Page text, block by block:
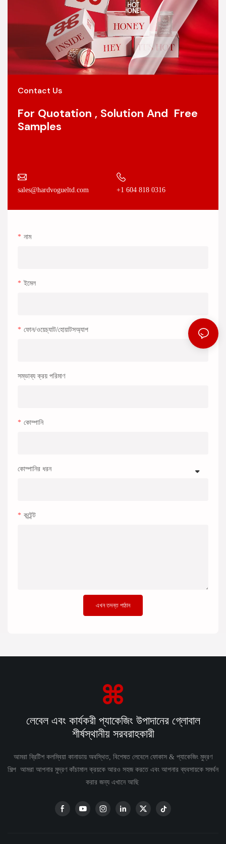
Contact Us
For Quotation , Solution And Free
Samples
sales@hardvogueltd.com +1 604 818 0316
নাম
ইমেল
ফোন/ওয়েচ্যাট/হোয়াটসঅ্যাপ
সম্ভাব্য ক্রয় পরিমাণ
কোম্পানি
কোম্পানির ধরন
কন্টেন্ট
এখন তদন্ত পাঠান
লেবেল এবং কার্যকরী প্যাকেজিং উপাদানের গ্লোবাল
শীর্ষস্থানীয় সরবরাহকারী
আমরা ব্রিটিশ কলম্বিয়া কানাডায় অবস্থিত, বিশেষত লেবেলে ফোকাস & প্যাকেজিং মুদ্রণ
শিল্প আমরা আপনার মুদ্রণ কাঁচামাল ক্রয়কে আরও সহজ করতে এবং আপনার ব্যবসায়কে সমর্থন
করার জন্য এখানে আছি